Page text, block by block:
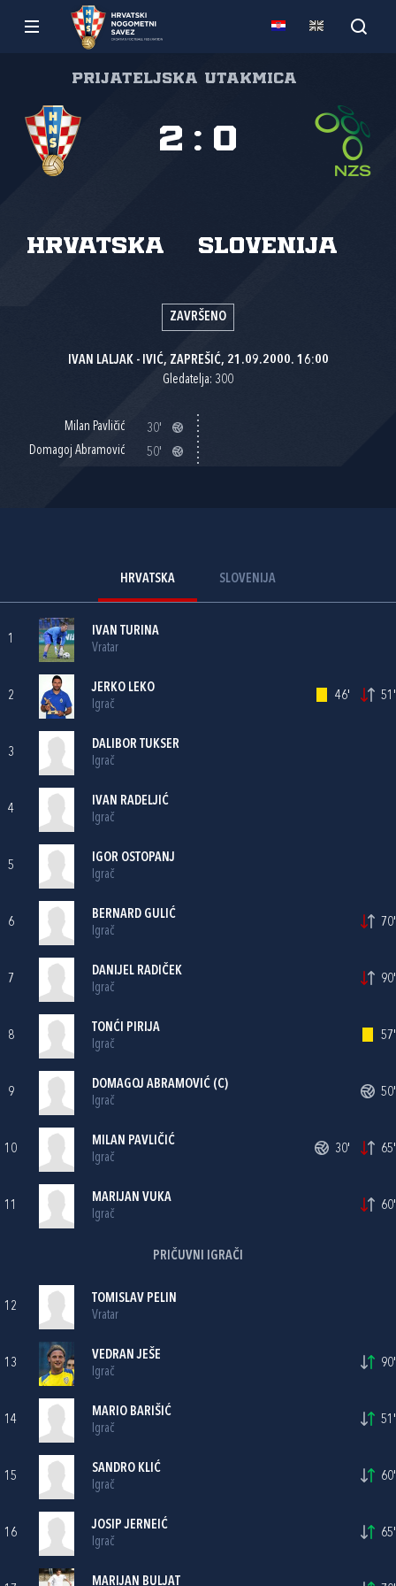
Prijateljska utakmica
Hrvatska Slovenija
2 : 0
ZAVRŠENO
IVAN LALJAK - IVIĆ, ZAPREŠIĆ, 21.09.2000. 16:00
Gledatelja: 300
Milan Pavličić
30'
Domagoj Abramović
50'
HRVATSKA SLOVENIJA
1
IVAN TURINA
Vratar
2
JERKO LEKO
Igrač
46' 51'
3
DALIBOR TUKSER
Igrač
4
IVAN RADELJIĆ
Igrač
5
IGOR OSTOPANJ
Igrač
6
BERNARD GULIĆ
Igrač
70'
7
DANIJEL RADIČEK
Igrač
90'
8
TONĆI PIRIJA
Igrač
57'
9
DOMAGOJ ABRAMOVIĆ (C)
Igrač
50'
10
MILAN PAVLIČIĆ
Igrač
30' 65'
11
MARIJAN VUKA
Igrač
60'
PRIČUVNI IGRAČI
12
TOMISLAV PELIN
Vratar
13
VEDRAN JEŠE
Igrač
90'
14
MARIO BARIŠIĆ
Igrač
51'
15
SANDRO KLIĆ
Igrač
60'
16
JOSIP JERNEIĆ
Igrač
65'
MARIJAN BULJAT